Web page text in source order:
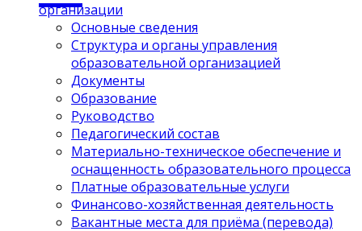
организации
Основные сведения
Структура и органы управления
образовательной организацией
Документы
Образование
Руководство
Педагогический состав
Материально-техническое обеспечение и
оснащенность образовательного процесса
Платные образовательные услуги
Финансово-хозяйственная деятельность
Вакантные места для приёма (перевода)